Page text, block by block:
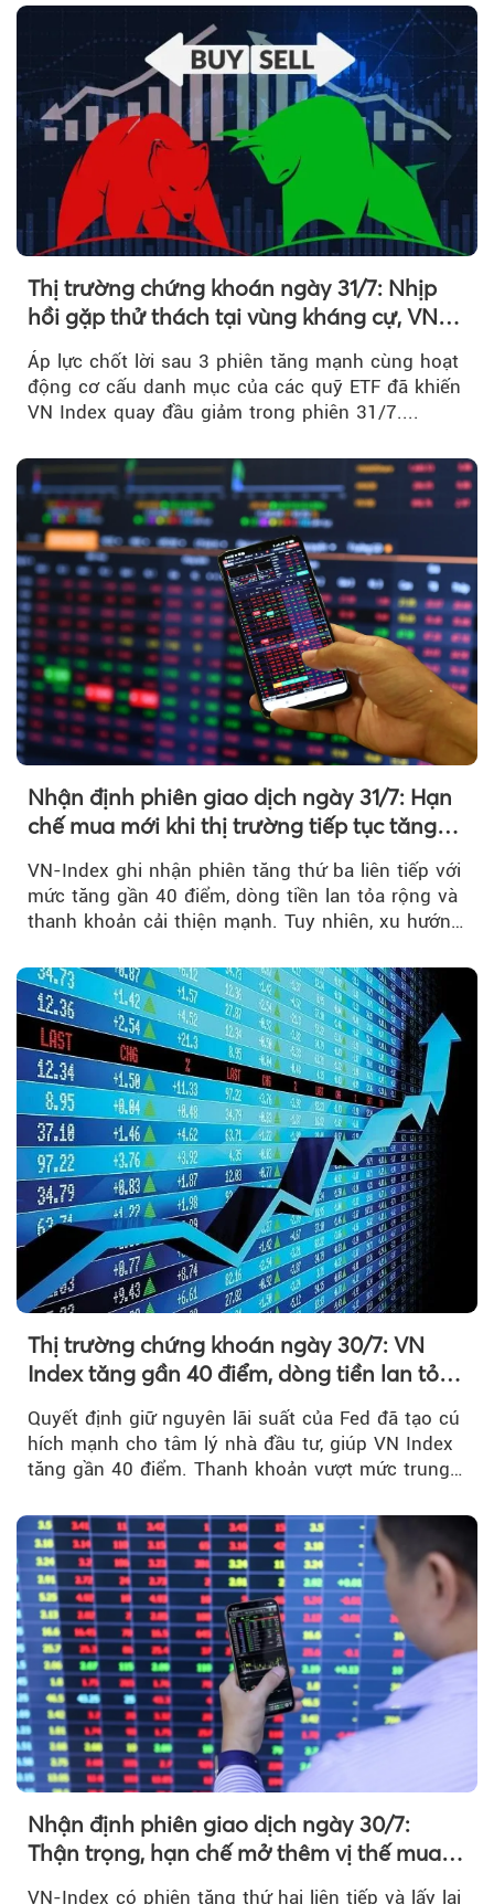
Thị trường chứng khoán ngày 31/7: Nhịp
hồi gặp thử thách tại vùng kháng cự, VN
Index giảm gần 9 điểm trong phiên cuối...
Áp lực chốt lời sau 3 phiên tăng mạnh cùng hoạt
động cơ cấu danh mục của các quỹ ETF đã khiến
VN Index quay đầu giảm trong phiên 31/7....
Nhận định phiên giao dịch ngày 31/7: Hạn
chế mua mới khi thị trường tiếp tục tăng
VN-Index ghi nhận phiên tăng thứ ba liên tiếp với
mức tăng gần 40 điểm, dòng tiền lan tỏa rộng và
thanh khoản cải thiện mạnh. Tuy nhiên, xu hướng
Thị trường chứng khoán ngày 30/7: VN
Index tăng gần 40 điểm, dòng tiền lan tỏa
mạnh sau tín hiệu tích cực từ Fed
Quyết định giữ nguyên lãi suất của Fed đã tạo cú
hích mạnh cho tâm lý nhà đầu tư, giúp VN Index
tăng gần 40 điểm. Thanh khoản vượt mức trung
Nhận định phiên giao dịch ngày 30/7:
Thận trọng, hạn chế mở thêm vị thế mua
VN-Index có phiên tăng thứ hai liên tiếp và lấy lại